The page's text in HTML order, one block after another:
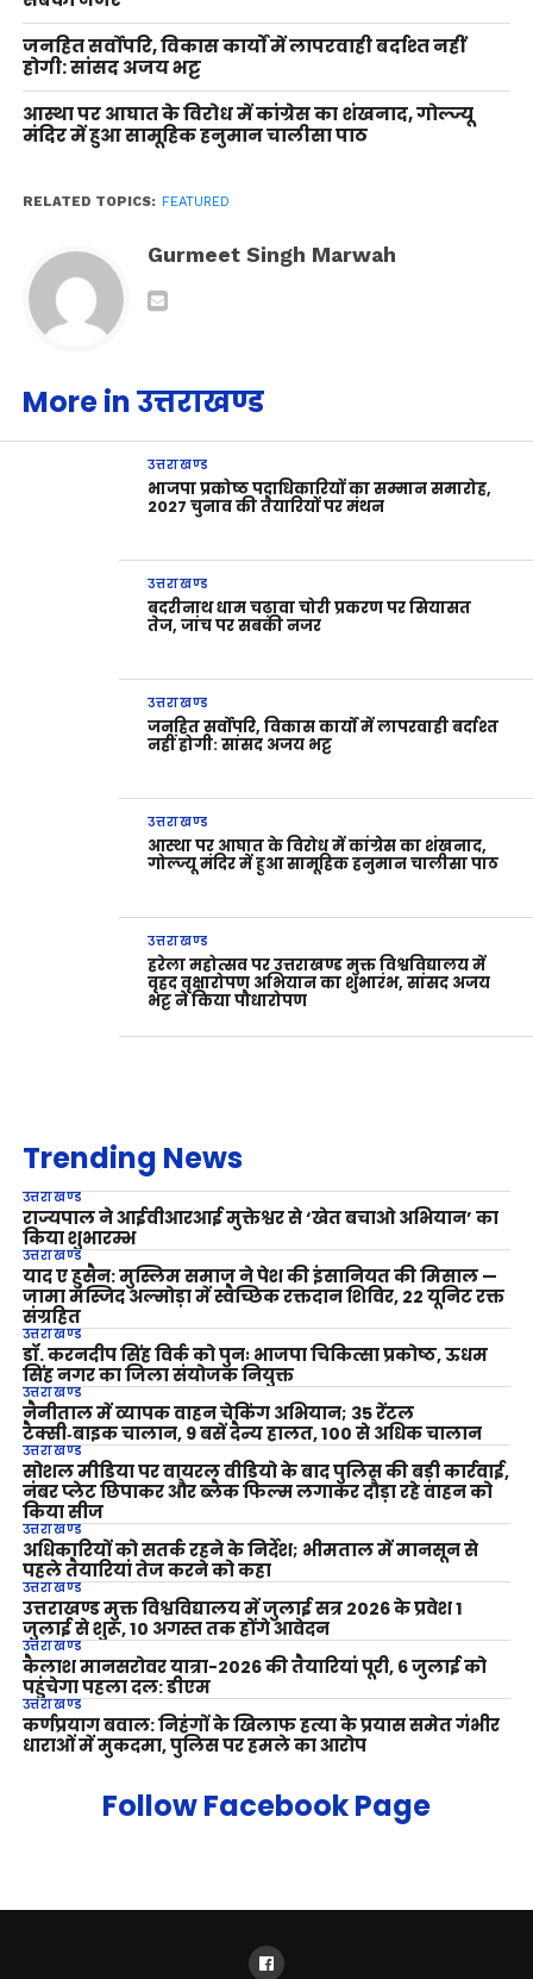
जनहित सर्वोपरि, विकास कार्यों में लापरवाही बर्दाश्त नहीं
होगी: सांसद अजय भट्ट
आस्था पर आघात के विरोध में कांग्रेस का शंखनाद, गोल्ज्यू
मंदिर में हुआ सामूहिक हनुमान चालीसा पाठ
RELATED TOPICS: FEATURED
Gurmeet Singh Marwah
More in उत्तराखण्ड
उत्तराखण्ड
भाजपा प्रकोष्ठ पदाधिकारियों का सम्मान समारोह,
2027 चुनाव की तैयारियों पर मंथन
उत्तराखण्ड
बदरीनाथ धाम चढ़ावा चोरी प्रकरण पर सियासत
तेज, जांच पर सबकी नजर
उत्तराखण्ड
जनहित सर्वोपरि, विकास कार्यों में लापरवाही बर्दाश्त
नहीं होगी: सांसद अजय भट्ट
उत्तराखण्ड
आस्था पर आघात के विरोध में कांग्रेस का शंखनाद,
गोल्ज्यू मंदिर में हुआ सामूहिक हनुमान चालीसा पाठ
उत्तराखण्ड
हरेला महोत्सव पर उत्तराखण्ड मुक्त विश्वविद्यालय में
वृहद वृक्षारोपण अभियान का शुभारंभ, सांसद अजय
भट्ट ने किया पौधारोपण
Trending News
उत्तराखण्ड
राज्यपाल ने आईवीआरआई मुक्तेश्वर से ‘खेत बचाओ अभियान’ का
किया शुभारम्भ
उत्तराखण्ड
याद ए हुसैन: मुस्लिम समाज ने पेश की इंसानियत की मिसाल —
जामा मस्जिद अल्मोड़ा में स्वैच्छिक रक्तदान शिविर, 22 यूनिट रक्त
संग्रहित
उत्तराखण्ड
डॉ. करनदीप सिंह विर्क को पुनः भाजपा चिकित्सा प्रकोष्ठ, ऊधम
सिंह नगर का जिला संयोजक नियुक्त
उत्तराखण्ड
नैनीताल में व्यापक वाहन चेकिंग अभियान; 35 रेंटल
टैक्सी‑बाइक चालान, 9 बसें दैन्य हालत, 100 से अधिक चालान
उत्तराखण्ड
सोशल मीडिया पर वायरल वीडियो के बाद पुलिस की बड़ी कार्रवाई,
नंबर प्लेट छिपाकर और ब्लैक फिल्म लगाकर दौड़ा रहे वाहन को
किया सीज
उत्तराखण्ड
अधिकारियों को सतर्क रहने के निर्देश; भीमताल में मानसून से
पहले तैयारियां तेज करने को कहा
उत्तराखण्ड
उत्तराखण्ड मुक्त विश्वविद्यालय में जुलाई सत्र 2026 के प्रवेश 1
जुलाई से शुरू, 10 अगस्त तक होंगे आवेदन
उत्तराखण्ड
कैलाश मानसरोवर यात्रा-2026 की तैयारियां पूरी, 6 जुलाई को
पहुंचेगा पहला दल: डीएम
उत्तराखण्ड
कर्णप्रयाग बवाल: निहंगों के खिलाफ हत्या के प्रयास समेत गंभीर
धाराओं में मुकदमा, पुलिस पर हमले का आरोप
Follow Facebook Page